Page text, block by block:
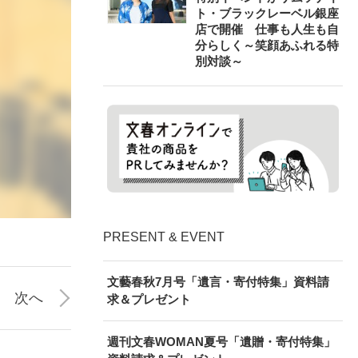
次へ
ト・ブラックレーベル銀座
店で開催 仕事も人生も自
分らしく～笑顔あふれる特
別対談～
PRESENT & EVENT
文藝春秋7月号「遺言・寄付特集」資料請
求＆プレゼント
週刊文春WOMAN夏号「遺贈・寄付特集」